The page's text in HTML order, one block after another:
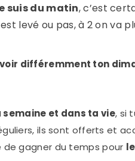
suis du matin, c’est
levé ou pas, à 2 on va
voir différemment ton
et dans ta vie, si
, ils sont offerts et
gagner du temps pour